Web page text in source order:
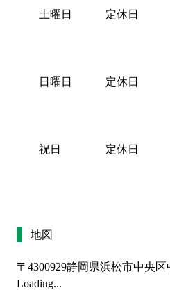
土曜日
日曜日
祝日
定休日
定休日
定休日
地図
〒4300929静岡県浜松市中央区
Loading...